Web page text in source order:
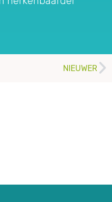
NIEUWER